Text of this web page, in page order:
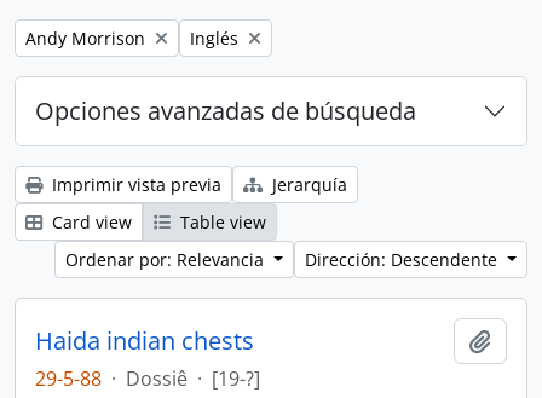
Remove filter:
Andy Morrison Remove filter:
Inglés
Opciones avanzadas de búsqueda
Imprimir vista previa
Jerarquía
Card view
Table view
Ordenar por: Relevancia
Dirección: Descendente
Haida indian chests
29-5-88 · Dossiê · [19-?]